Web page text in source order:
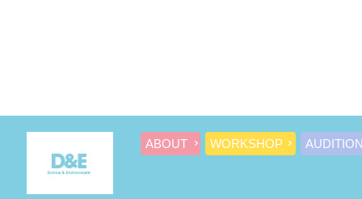
ABOUT WORKSHOP